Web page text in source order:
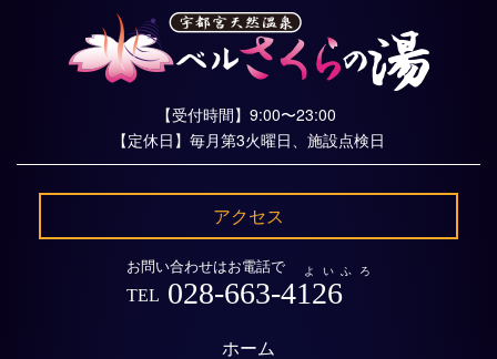
【受付時間】9:00〜23:00
【定休日】毎月第3火曜日、施設点検日
アクセス
お問い合わせはお電話で よいふろ
TEL 028-663-4126
ホーム